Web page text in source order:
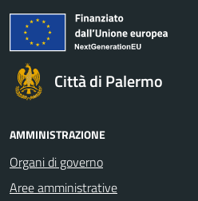
Città di Palermo
AMMINISTRAZIONE
Organi di governo
Aree amministrative